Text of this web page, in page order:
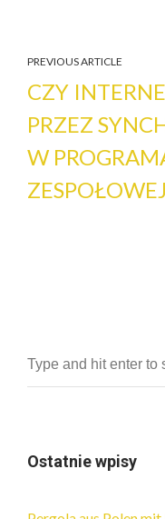
PREVIOUS ARTICLE
CZY
PRZEZ
W
Ostatnie wpisy